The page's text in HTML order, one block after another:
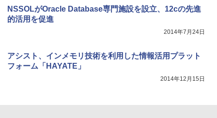
NSSOLがOracle Database専門施設を設立、12cの先進
的活用を促進
2014年7月24日
アシスト、インメモリ技術を利用した情報活用プラット
フォーム「HAYATE」
2014年12月15日